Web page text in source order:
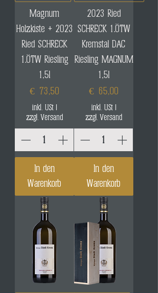
Magnum
Holzkiste + 2023
Ried SCHRECK
1.ÖTW Riesling
1,5l
Preis
€ 73,50
inkl. USt|
zzgl. Versand
In den
Warenkorb
2023 Ried
SCHRECK 1.ÖTW
Kremstal DAC
Riesling MAGNUM
1,5l
Preis
€ 65,00
inkl. USt|
zzgl. Versand
In den
Warenkorb